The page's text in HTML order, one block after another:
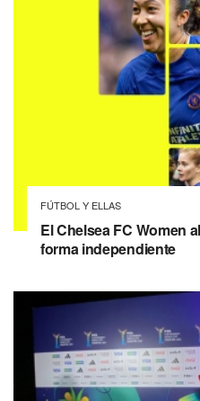
FÚTBOL Y ELLAS
El Chelsea FC Women
forma independiente